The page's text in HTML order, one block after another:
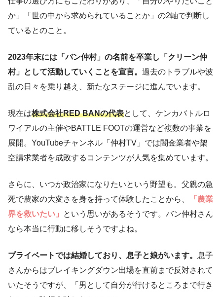
か」「世の中から求められていることか」の2軸で判断し
ているとのこと。
2023年末には「バン仲村」の名前を卒業し「クリーン仲
村」として活動していくことを宣言。 過去のトラブルや波
乱の日々を乗り越え、新たなステージに進んでいます。
現在は株式会社RED BANの代表として、ケンカバトルロ
ワイアルの主催やBATTLE FOOTの運営など複数の事業を
展開。YouTubeチャンネル「仲村TV」では闇金業者や架
空請求業者を成敗するコンテンツが人気を集めています。
さらに、いつか政治家になりたいという野望も。父親の急
死で農家の大変さを身を持って体験したことから、
「農業
界を救いたい」
という思いがあるそうです。バン仲村さん
なら本当に行動に移しそうですよね。
プライベートでは結婚しており、息子と娘がいます。 息子
さんからはブレイキングダウン出場を直前まで反対されて
いたそうですが、「男として自分が行けるところまで行き